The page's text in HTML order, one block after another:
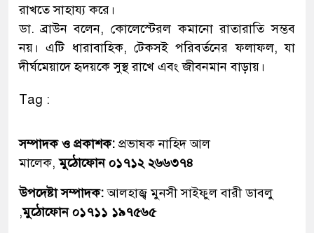
রাখতে সাহায্য করে।
ডা. ব্রাউন বলেন, কোলেস্টেরল কমানো রাতারাতি সম্ভব
নয়। এটি ধারাবাহিক, টেকসই পরিবর্তনের ফলাফল, যা
দীর্ঘমেয়াদে হৃদয়কে সুস্থ রাখে এবং জীবনমান বাড়ায়।
Tag :
সম্পাদক ও প্রকাশক: প্রভাষক নাহিদ আল
মালেক,মুঠোফোন ০১৭১২ ২৬৬৩৭৪
উপদেষ্টা সম্পাদক:আলহাজ্ব মুনসী সাইফুল বারী ডাবলু
,মুঠোফোন ০১৭১১ ১৯৭৫৬৫